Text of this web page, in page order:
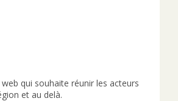
qui souhaite réunir les acteurs
et au delà.